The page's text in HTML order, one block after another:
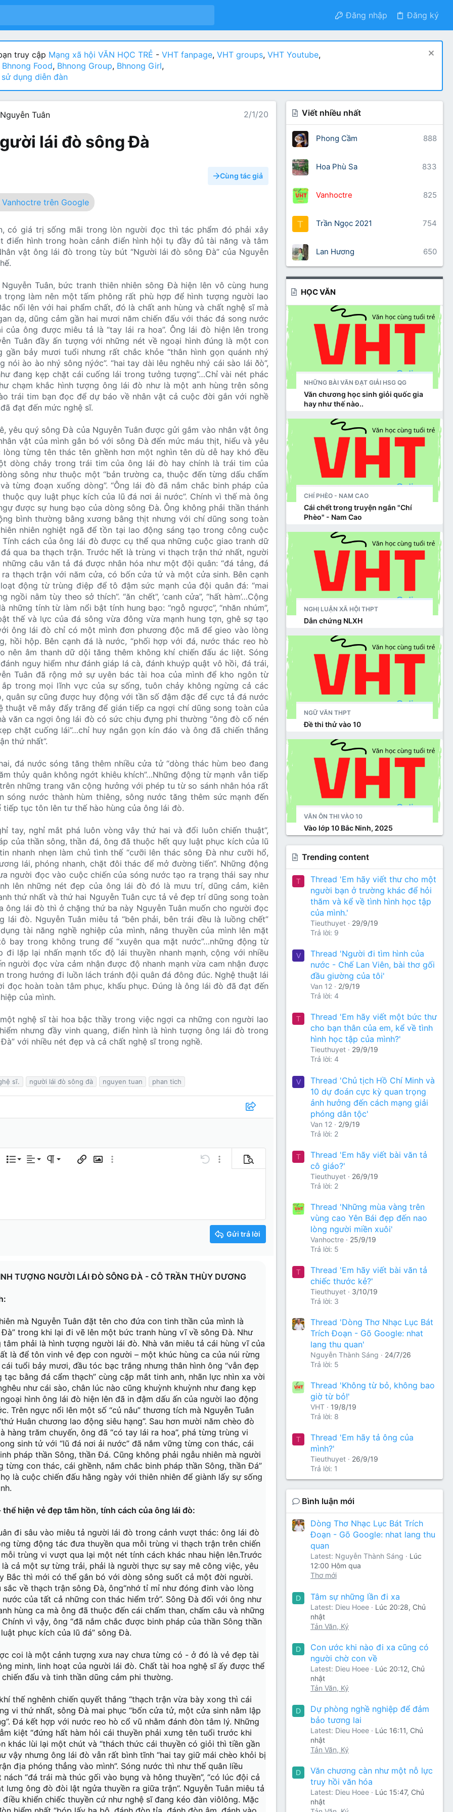
Đăng nhập Đăng ký
truy cập Mạng xã hội VĂN HỌC TRẺ - VHT fanpage, VHT groups, VHT Youtube,
Bhnong Food, Bhnong Group, Bhnong Girl,
sử dụng diễn đàn
Tuân 2/1/20
lái đò sông Đà
Cùng tác giả
Vanhoctre trên Google
có giá trị sống mãi trong lòn người đọc thì tác phẩm đó phải xây
điển hình trong hoàn cảnh điển hình hội tụ đầy đủ tài năng và tâm
vật ông lái đò trong tùy bút “Người lái đò sông Đà” của Nguyễn
Tuân, bức tranh thiên nhiên sông Đà hiện lên vô cùng hung
làm nên một tấm phông rất phù hợp để hình tượng người lao
nổi lên với hai phẩm chất, đó là chất anh hùng và chất nghệ sĩ mà
dạ, dũng cảm gần hai mươi năm chiến đấu với thác đá song nước
ông được miêu tả là “tay lái ra hoa”. Ông lái đò hiện lên trong
Tuân đầy ấn tượng với những nét về ngoại hình đúng là một con
gần bảy mươi tuổi nhưng rất chắc khỏe “thân hình gọn quánh nhý
nói ào ào nhý sông nýớc”. “hai tay dài lêu nghêu nhý cái sào lái ðò”,
đang kẹp chặt cái cuống lái trong tưởng tượng”…Chỉ vài nét phác
chạm khắc hình tượng ông lái đò như là một anh hùng trên sông
trái tim bạn đọc để dự báo về nhân vật cả cuộc đời gắn với nghề
đạt đến mức nghệ sĩ.
yêu quý sông Đà của Nguyễn Tuân được gửi gắm vào nhân vật ông
vật của mình gắn bó với sông Đà đến mức máu thịt, hiểu và yêu
từng tên thác tên ghềnh hơn một nghìn tên dù dễ hay khó đều
dòng chảy trong trái tim của ông lái đò hay chính là trái tim của
sông như thuộc một “bản trường ca, thuộc đến từng dấu chấm
từng đoạn xuống dòng”. “Ông lái đò đã nắm chắc binh pháp của
quy luật phục kích của lũ đá nơi ải nước”. Chính vì thế mà ông
được sự hung bạo của dòng sông Đà. Ông không phải thần thánh
bình thường bằng xương bằng thịt nhưng với chí dũng song toàn
nhiên nghiệt ngã để tồn tại lao động sáng tạo trong công cuộc
cách của ông lái đò được cụ thể qua những cuộc giao tranh dữ
qua ba thạch trận. Trước hết là trùng vi thạch trận thứ nhất, người
câu văn tả đá được nhân hóa như một đội quân: “đá tảng, đá
ra thạch trận với năm cửa, có bốn cửa tử và một cửa sinh. Bên cạnh
động từ trùng điệp để tô đậm sức mạnh của đội quân đá: “mai
ngồi nằm tùy theo sở thích”. “ăn chết”, ‘canh cửa”, “hất hàm’…Cộng
những tính từ làm nổi bật tính hung bạo: “ngỗ ngược”, “nhăn nhúm”,
thế và lực của đá sông vừa đông vừa mạnh hung tợn, ghê sợ tạo
ông lái đò chỉ có một mình đơn phương độc mã để gieo vào lòng
hồi hộp. Bên cạnh đá là nước, “phối hợp với đá, nước thác reo hò
nên âm thanh dữ dội tăng thêm không khí chiến đấu ác liệt. Sóng
nguy hiểm như đánh giáp lá cà, đánh khuýp quật vô hồi, đá trái,
Tuân đã rộng mở sự uyên bác tài hoa của mình để kho ngôn từ
trong mọi lĩnh vực của sự sống, tuôn chảy không ngừng cả các
quân sự cũng được huy động với tần số đậm đặc để cực tả đá nước
thuật vẽ mây đẩy trăng để gián tiếp ca ngợi chí dũng song toàn của
văn ca ngợi ông lái đò có sức chịu đựng phi thường “ông đò cố nén
chặt cuống lái”…chỉ huy ngắn gọn kín đáo và ông đã chiến thắng
thứ nhất”.
đá nước sóng tăng thêm nhiều cửa tử “dòng thác hùm beo đang
thủy quân không ngớt khiêu khích”…Những động từ mạnh vẫn tiếp
những trang văn cộng hưởng với phép tu từ so sánh nhân hóa rất
sóng nước thành hùm thiêng, sông nước tăng thêm sức mạnh đến
tục tôn lên tư thế hào hùng của ông lái đò.
tay, nghỉ mắt phá luôn vòng vây thứ hai và đổi luôn chiến thuật”,
của thần sông, thần đá, ông đã thuộc hết quy luật phục kích của lũ
nhanh nhẹn làm chủ tình thế “cưỡi lên thác sông Đà như cưỡi hổ,
lái, phóng nhanh, chặt đôi thác để mở đường tiến”. Những động
người đọc vào cuộc chiến của sóng nước tạo ra trạng thái say như
lên những nét đẹp của ông lái đò đó là mưu trí, dũng cảm, kiên
thứ nhất và thứ hai Nguyễn Tuân cực tả vẻ đẹp trí dũng song toàn
ông lái đò thì ở chặng thứ ba này Nguyễn Tuân muốn cho người đọc
lái đò. Nguyễn Tuân miêu tả “bên phải, bên trái đều là luồng chết”
tài năng nghề nghiệp của mình, nâng thuyền của mình lên mặt
bay trong không trung để “xuyên qua mặt nước”…những động từ
đi lặp lại nhấn mạnh tốc độ lái thuyền nhanh mạnh, cộng với nhiều
người đọc vừa cảm nhận được độ nhanh mạnh vừa cam nhận được
trong hướng đi luồn lách tránh đội quân đá đông đúc. Nghệ thuật lái
đọc hoàn toàn tâm phục, khẩu phục. Đúng là ông lái đò đã đạt đến
của mình.
nghệ sĩ tài hoa bậc thầy trong việc ngợi ca những con người lao
nhưng đầy vinh quang, điển hình là hình tượng ông lái đò trong
với nhiều nét đẹp và cả chất nghệ sĩ trong nghề.
sĩ. người lái đò sông đà nguyen tuan phan tich
tùy chọn…
Danh sáchDanh sách có thứ tự
Căn lề
Căn trái
Paragraph format
Normal
Heading 3
Chèn liên kết
Chèn hình ảnh
Thêm tùy chọn… Undo Thêm tùy chọn…
Xem trước
MS
Gửi trả lời
TƯỢNG NGƯỜI LÁI ĐÒ SÔNG ĐÀ - CÔ TRẦN THÙY DƯƠNG
mà Nguyễn Tuân đặt tên cho đứa con tinh thần của mình là
trong khi lại đi vẽ lên một bức tranh hùng vĩ về sông Đà. Như
tâm phải là hình tượng người lái đò. Nhà văn miêu tả cái hùng vĩ của
là để tôn vinh vẻ đẹp con người – một khúc hùng ca của núi rừng
tuổi bảy mươi, đầu tóc bạc trắng nhưng thân hình ông “vẫn đẹp
bằng đá cẩm thạch” cùng cặp mắt tinh anh, nhãn lực nhìn xa vời
như cái sào, chân lúc nào cũng khuỳnh khuỳnh như đang kẹp
hình ông lái đò hiện lên đã in đậm dấu ấn của người lao động
Trên ngực nổi lên một số “củ nâu” thương tích mà Nguyễn Tuân
Huân chương lao động siêu hạng”. Sau hơn mười năm chèo đò
hàng trăm chuyến, ông đã “có tay lái ra hoa”, phá từng trùng vi
sinh tử với “lũ đá nơi ải nước” đã nắm vững từng con thác, cái
pháp thần Sông, thần Đá. Cũng không phải ngẫu nhiên mà người
từng con thác, cái ghềnh, nắm chắc binh pháp thần Sông, thần Đá”
là cuộc chiến đấu hằng ngày với thiên nhiên để giành lấy sự sống
hiện vẻ đẹp tâm hồn, tính cách của ông lái đò:
đi sâu vào miêu tả người lái đò trong cảnh vượt thác: ông lái đò
từng động tác đưa thuyền qua mỗi trùng vi thạch trận trên chiến
trùng vi vượt qua lại một nét tính cách khác nhau hiện lên.Trước
cả một sự từng trải, phải là người thực sự say mê công việc, yêu
Bắc thì mới có thể gắn bó với dòng sông suốt cả một đời người.
sắc về thạch trận sông Đà, ông“nhớ tỉ mỉ như đóng đinh vào lòng
của tất cả những con thác hiểm trở”. Sông Đà đối với ông như
hùng ca mà ông đã thuộc đến cái chấm than, chấm câu và những
vì vậy, ông “đã nắm chắc được binh pháp của thần Sông thần
phục kích của lũ đá” sông Đà.
coi là một cảnh tượng xưa nay chưa từng có - ở đó là vẻ đẹp tài
minh, linh hoạt của người lái đò. Chất tài hoa nghệ sĩ ấy được thể
đấu và tinh thần dũng cảm phi thường.
thế nghênh chiến quyết thắng “thạch trận vừa bày xong thì cái
vi thứ nhất, sông Đà mai phục “bốn cửa tử, một cửa sinh nằm lập
Đá kết hợp với nước reo hò cổ vũ nhằm đánh đòn tâm lý. Những
kiệt “đứng hất hàm hỏi cái thuyền phải xưng tên tuổi trước khi
khác lùi lại một chút và “thách thức cái thuyền có giỏi thì tiền gần
vậy nhưng ông lái đò vẫn rất bình tĩnh “hai tay giữ mái chèo khỏi bị
địa phóng thẳng vào mình”. Sóng nước thì như thế quân liều
“đá trái mà thúc gối vào bụng và hông thuyền”, “có lúc đội cả
lưng ông đò đòi lật ngửa thuyền ra giữa trận”. Nguyễn Tuân miêu tả
điều khiển chiếc thuyền cứ như nghệ sĩ đang kéo đàn viôlông. Mặc
Viết nhiều nhất
888
Phong Cầm
833
Hoa Phù Sa
825
Vanhoctre
T 754
Trần Ngọc 2021
650
Lan Hương
HỌC VĂN
NHỮNG BÀI VĂN ĐẠT GIẢI HSG QG
Văn chương học sinh giỏi quốc gia
hay như thế nào..
CHÍ PHÈO - NAM CAO
Cái chết trong truyện ngắn "Chí
Phèo" - Nam Cao
NGHỊ LUẬN XÃ HỘI THPT
Dẫn chứng NLXH
NGỮ VĂN THPT
Đề thi thử vào 10
VĂN ÔN THI VÀO 10
Vào lớp 10 Bắc Ninh, 2025
Trending content
T
Thread 'Em hãy viết thư cho một
người bạn ở trường khác để hỏi
thăm và kể về tình hình học tập
của mình.'
Tieuthuyet
29/9/19
Trả lời: 9
V
Thread 'Người đi tìm hình của
nước - Chế Lan Viên, bài thơ gối
đầu giường của tôi'
Van 12
2/9/19
Trả lời: 4
T
Thread 'Em hãy viết một bức thư
cho bạn thân của em, kể về tình
hình học tập của mình?'
Tieuthuyet
29/9/19
Trả lời: 4
V
Thread 'Chủ tịch Hồ Chí Minh và
10 dự đoán cực kỳ quan trọng
ảnh hưởng đến cách mạng giải
phóng dân tộc'
Van 12
2/9/19
Trả lời: 2
T
Thread 'Em hãy viết bài văn tả
cô giáo?'
Tieuthuyet
26/9/19
Trả lời: 2
Thread 'Những mùa vàng trên
vùng cao Yên Bái đẹp đến nao
lòng người miền xuôi'
Vanhoctre
25/9/19
Trả lời: 5
T
Thread 'Em hãy viết bài văn tả
chiếc thước kẻ?'
Tieuthuyet
3/10/19
Trả lời: 3
Thread 'Dòng Thơ Nhạc Lục Bát
Trích Đoạn - Gõ Google: nhat
lang thu quan'
Nguyễn Thành Sáng
24/7/26
Trả lời: 5
Thread 'Không từ bỏ, không bao
giờ từ bỏ!'
VHT
19/8/19
Trả lời: 8
T
Thread 'Em hãy tả ông của
mình?'
Tieuthuyet
26/9/19
Trả lời: 1
Bình luận mới
Dòng Thơ Nhạc Lục Bát Trích
Đoạn - Gõ Google: nhat lang thu
quan
Latest: Nguyễn Thành Sáng
Lúc
12:00 Hôm qua
Thơ mới
D Tâm sự những lần đi xa
Latest: Dieu Hoee
Lúc 20:28, Chủ
nhật
Tản Văn, Ký
D
Con ước khi nào đi xa cũng có
người chờ con về
Latest: Dieu Hoee
Lúc 20:12, Chủ
nhật
Tản Văn, Ký
D
Dự phòng nghề nghiệp để đảm
bảo tương lai
Latest: Dieu Hoee
Lúc 16:11, Chủ
nhật
Tản Văn, Ký
D
Văn chương càn như một nỗ lực
truy hồi văn hóa
Latest: Dieu Hoee
Lúc 15:47, Chủ
nhật